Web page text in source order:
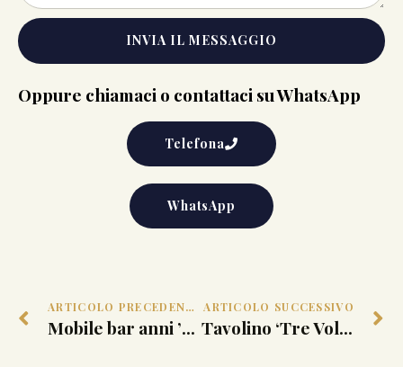
INVIA IL MESSAGGIO
Oppure chiamaci o contattaci su WhatsApp
Telefona
WhatsApp
ARTICOLO PRECEDENTE
Mobile bar anni ’50 di Manifattura Italiana
ARTICOLO SUCCESSIVO
Tavolino ‘Tre Volti’ di Piero Fornasetti